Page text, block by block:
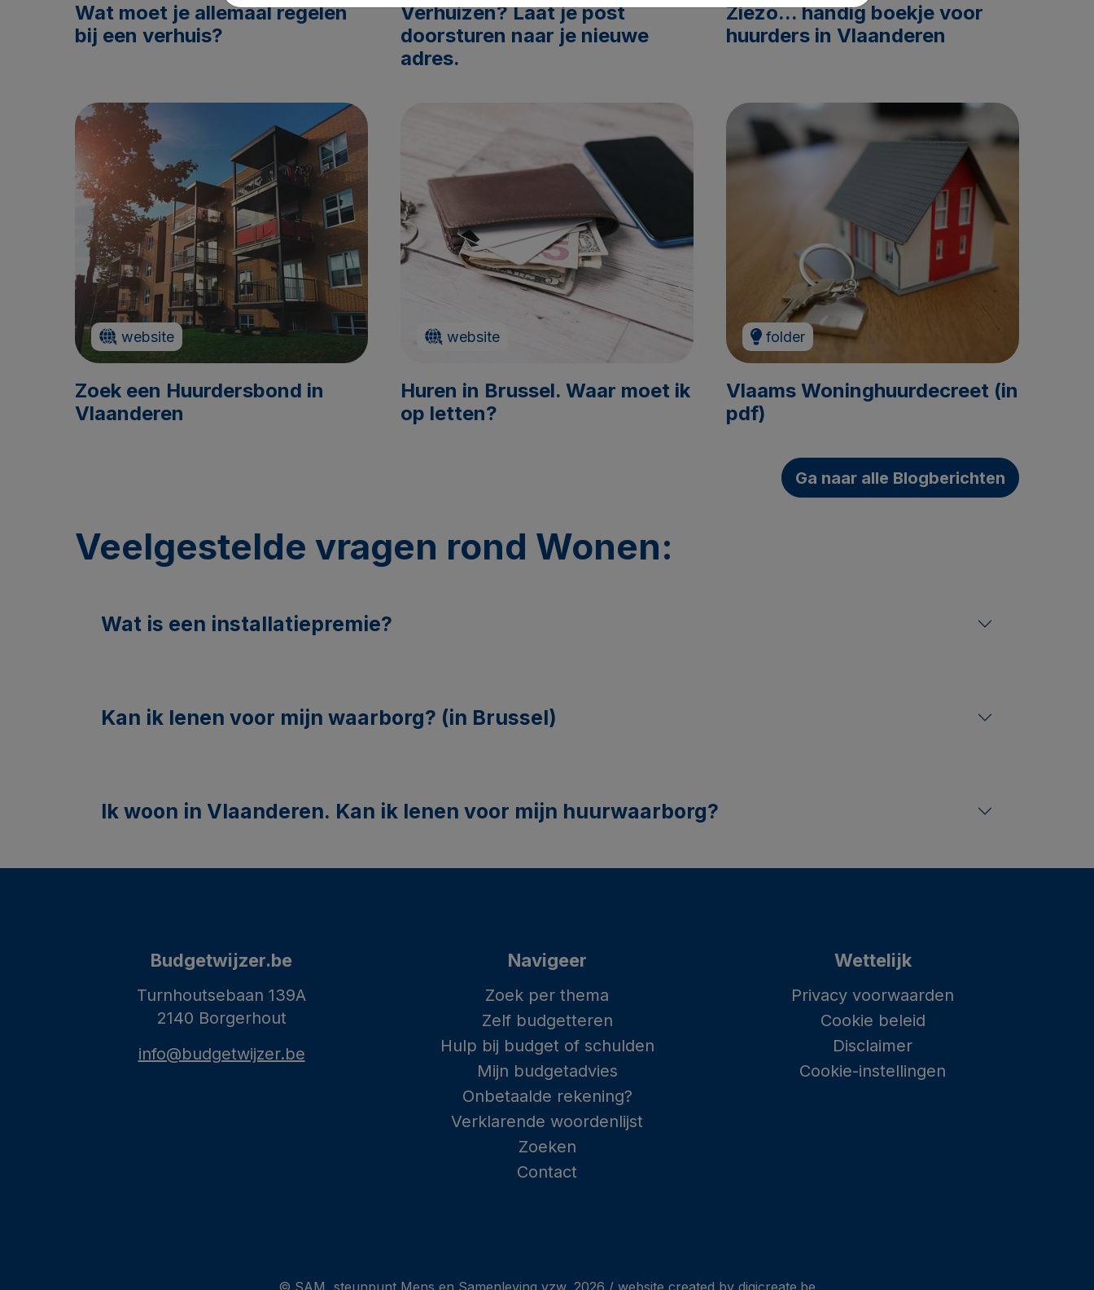
Wat moet je allemaal regelen
bij een verhuis?
Verhuizen? Laat je post
doorsturen naar je nieuwe
adres.
Ziezo... handig boekje voor
huurders in Vlaanderen
website
Zoek een Huurdersbond in
Vlaanderen
website
Huren in Brussel. Waar moet ik
op letten?
folder
Vlaams Woninghuurdecreet (in
pdf)
Ga naar alle Blogberichten
Veelgestelde vragen rond Wonen:
Wat is een installatiepremie?
Kan ik lenen voor mijn waarborg? (in Brussel)
Ik woon in Vlaanderen. Kan ik lenen voor mijn huurwaarborg?
Budgetwijzer.be
Turnhoutsebaan 139A
2140 Borgerhout
info@budgetwijzer.be
Navigeer
Zoek per thema
Zelf budgetteren
Hulp bij budget of schulden
Mijn budgetadvies
Onbetaalde rekening?
Verklarende woordenlijst
Zoeken
Contact
Wettelijk
Privacy voorwaarden
Cookie beleid
Disclaimer
Cookie-instellingen